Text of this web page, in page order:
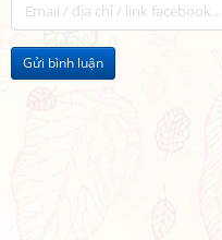
Gửi bình luận